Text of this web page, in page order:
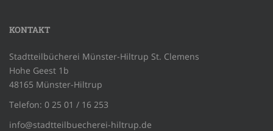
KONTAKT
Stadtteilbücherei Münster-Hiltrup St. Clemens
Hohe Geest 1b
48165 Münster-Hiltrup
Telefon: 0 25 01 / 16 253
info@stadtteilbuecherei-hiltrup.de